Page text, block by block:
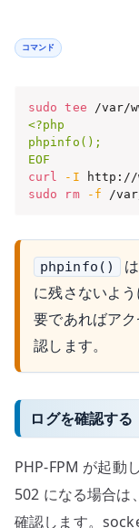
コマンド
sudo tee /var/
<?php
phpinfo();
EOF
curl
-I
sudo
rm -f /
phpinfo()
に残さないよ
要であればア
認します。
ログを確認する
PHP-FPM が起動
502 になる場合は
確認します。